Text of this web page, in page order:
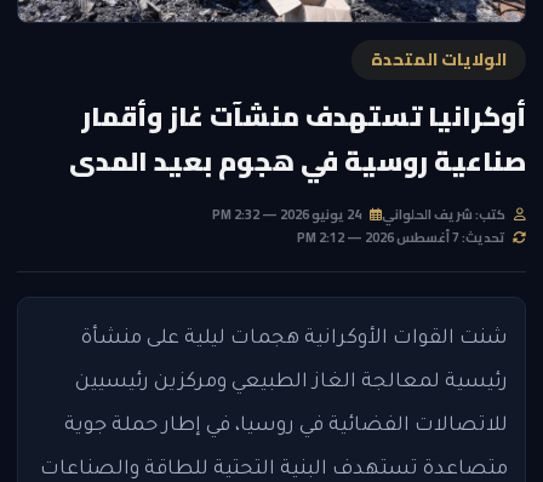
الولايات المتحدة
أوكرانيا تستهدف منشآت غاز وأقمار
صناعية روسية في هجوم بعيد المدى
كتب: شريف الحلواني
تحديث: 7 أغسطس 2026 — 2:12 PM
شنت القوات الأوكرانية هجمات ليلية على منشأة
رئيسية لمعالجة الغاز الطبيعي ومركزين رئيسيين
للاتصالات الفضائية في روسيا، في إطار حملة جوية
متصاعدة تستهدف البنية التحتية للطاقة والصناعات